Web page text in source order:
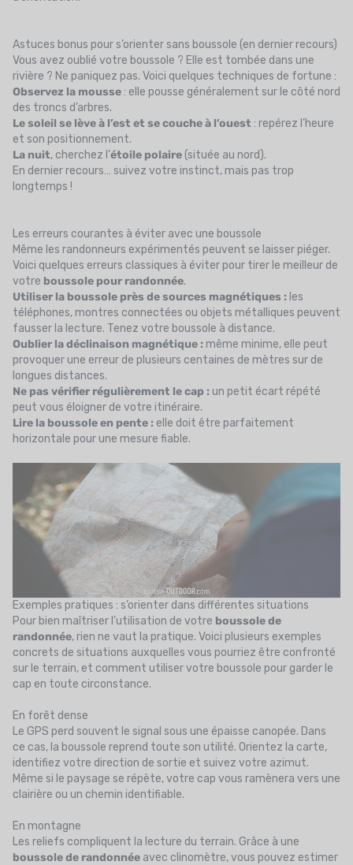
Astuces bonus pour s’orienter sans boussole (en dernier recours)
Vous avez oublié votre boussole ? Elle est tombée dans une
rivière ? Ne paniquez pas. Voici quelques techniques de fortune :
Observez la mousse : elle pousse généralement sur le côté nord
des troncs d’arbres.
Le soleil se lève à l’est et se couche à l’ouest : repérez l’heure
et son positionnement.
La nuit, cherchez l’étoile polaire (située au nord).
En dernier recours… suivez votre instinct, mais pas trop
longtemps !
Les erreurs courantes à éviter avec une boussole
Même les randonneurs expérimentés peuvent se laisser piéger.
Voici quelques erreurs classiques à éviter pour tirer le meilleur de
votre boussole pour randonnée.
Utiliser la boussole près de sources magnétiques : les
téléphones, montres connectées ou objets métalliques peuvent
fausser la lecture. Tenez votre boussole à distance.
Oublier la déclinaison magnétique : même minime, elle peut
provoquer une erreur de plusieurs centaines de mètres sur de
longues distances.
Ne pas vérifier régulièrement le cap : un petit écart répété
peut vous éloigner de votre itinéraire.
Lire la boussole en pente : elle doit être parfaitement
horizontale pour une mesure fiable.
Exemples pratiques : s’orienter dans différentes situations
Pour bien maîtriser l’utilisation de votre boussole de
randonnée, rien ne vaut la pratique. Voici plusieurs exemples
concrets de situations auxquelles vous pourriez être confronté
sur le terrain, et comment utiliser votre boussole pour garder le
cap en toute circonstance.
En forêt dense
Le GPS perd souvent le signal sous une épaisse canopée. Dans
ce cas, la boussole reprend toute son utilité. Orientez la carte,
identifiez votre direction de sortie et suivez votre azimut.
Même si le paysage se répète, votre cap vous ramènera vers une
clairière ou un chemin identifiable.
En montagne
Les reliefs compliquent la lecture du terrain. Grâce à une
boussole de randonnée avec clinomètre, vous pouvez estimer